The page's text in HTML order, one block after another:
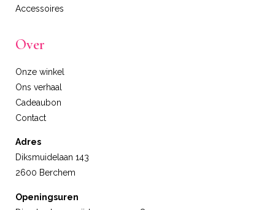
Accessoires
Over
Onze winkel
Ons verhaal
Cadeaubon
Contact
Adres
Diksmuidelaan 143
2600 Berchem
Openingsuren